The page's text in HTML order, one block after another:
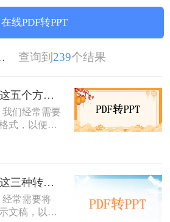
保障隐私安全。助您快速实现pdf转ppt软件
推荐，简单高效的转换方法，无需安装，
高效办公。
在线PDF转PPT
转换方法 查询到 239个结果
pdf怎么转ppt免费？这五个方法请收好！方便又好用！
们经常需要
式，以便进
么转ppt免
付费的转换
实现文件格
pdf怎么转换成ppt？这三种转换方法分享给你!！
常需要将
文稿，以便